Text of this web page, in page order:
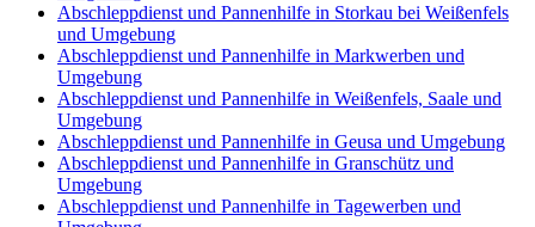
Abschleppdienst und Pannenhilfe in Storkau bei Weißenfels
und Umgebung
Abschleppdienst und Pannenhilfe in Markwerben und
Umgebung
Abschleppdienst und Pannenhilfe in Weißenfels, Saale und
Umgebung
Abschleppdienst und Pannenhilfe in Geusa und Umgebung
Abschleppdienst und Pannenhilfe in Granschütz und
Umgebung
Abschleppdienst und Pannenhilfe in Tagewerben und